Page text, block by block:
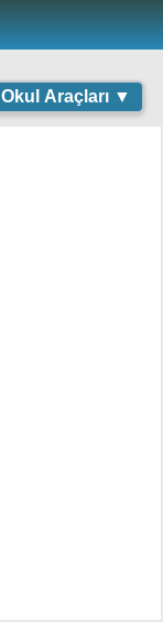
Okul Araçları ▼